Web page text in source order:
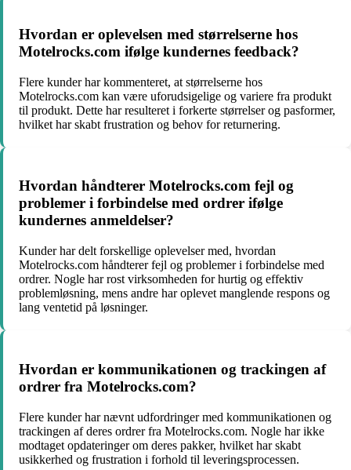
Hvordan er oplevelsen med størrelserne hos
Motelrocks.com ifølge kundernes feedback?
Flere kunder har kommenteret, at størrelserne hos
Motelrocks.com kan være uforudsigelige og variere fra produkt
til produkt. Dette har resulteret i forkerte størrelser og pasformer,
hvilket har skabt frustration og behov for returnering.
Hvordan håndterer Motelrocks.com fejl og
problemer i forbindelse med ordrer ifølge
kundernes anmeldelser?
Kunder har delt forskellige oplevelser med, hvordan
Motelrocks.com håndterer fejl og problemer i forbindelse med
ordrer. Nogle har rost virksomheden for hurtig og effektiv
problemløsning, mens andre har oplevet manglende respons og
lang ventetid på løsninger.
Hvordan er kommunikationen og trackingen af
ordrer fra Motelrocks.com?
Flere kunder har nævnt udfordringer med kommunikationen og
trackingen af deres ordrer fra Motelrocks.com. Nogle har ikke
modtaget opdateringer om deres pakker, hvilket har skabt
usikkerhed og frustration i forhold til leveringsprocessen.